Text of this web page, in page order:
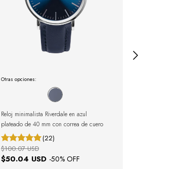
Otras opciones:
Reloj minimalista Riverdale en azul
plateado de 40 mm con correa de cuero
(22)
$50.04 USD -50% OFF
$100.07 USD